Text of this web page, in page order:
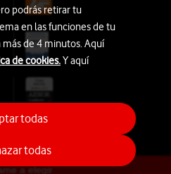
a elegir
podrás retirar tu
en las funciones de tu
de 4 minutos. Aquí
de cookies.Y aquí
todas
todas